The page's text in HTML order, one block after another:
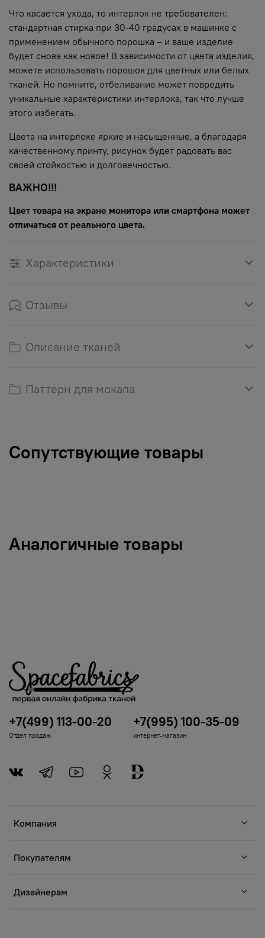
Что касается ухода, то интерлок не требователен:
стандартная стирка при 30-40 градусах в машинке с
применением обычного порошка – и ваше изделие
будет снова как новое! В зависимости от цвета изделия,
можете использовать порошок для цветных или белых
тканей. Но помните, отбеливание может повредить
уникальные характеристики интерлока, так что лучше
этого избегать.
Цвета на интерлоке яркие и насыщенные, а благодаря
качественному принту, рисунок будет радовать вас
своей стойкостью и долговечностью.
ВАЖНО!!!
Цвет товара на экране монитора или смартфона может
отличаться от реального цвета.
Характеристики
Отзывы
Описание тканей
Паттерн для мокапа
Сопутствующие товары
Аналогичные товары
Компания
Покупателям
Дизайнерам
+7(499) 113-00-20
Отдел продаж
+7(995) 100-35-09
интернет-магазин